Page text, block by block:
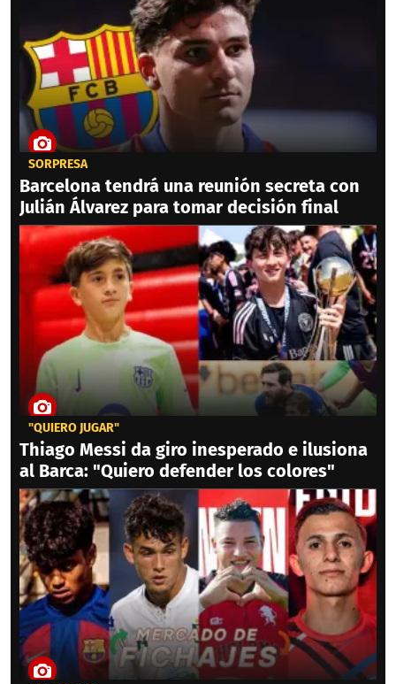
SORPRESA
Barcelona tendrá una reunión secreta con
Julián Álvarez para tomar decisión final
"QUIERO JUGAR"
Thiago Messi da giro inesperado e ilusiona
al Barca: "Quiero defender los colores"